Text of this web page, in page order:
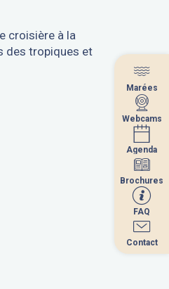
Marées
Webcams
Agenda
Brochures
FAQ
Contact
croisière à la
des tropiques et